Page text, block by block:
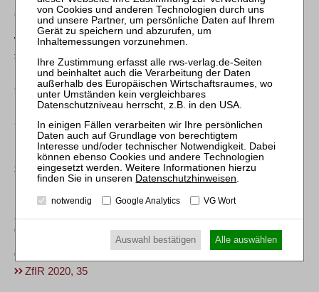
6. (Gesamtschuldnerische) Haftung der Träger der
Straßenbaulast gegenüber einem Grundstückseigentümer
wegen Überschwemmungen nach Straßensanierungsarbeiten
ZfIR 2020, 34
Steuerrecht
BFH, Urt. v. 28.05.2019 – II R 4/16 +
7. Berechnung des erbschaftsteuermindernden
Nießbrauchsrechts unter Abzug vom Schenker/Nießbraucher
im Innenverhältnis übernommener Schuldzinsen
ZfIR 2020, 35
BFH, Urt. v. 22.05.2019 – III R 21/16
8. Erweiterte Kürzung der Gewerbesteuer auch bei Beteiligung
grundstücksverwaltender, gewerblich geprägter
Kapitalgesellschaft an grundstücksverwaltender, nicht
gewerblich geprägter Personengesellschaft
ZfIR 2020, 35
Datenschutzhinweisen.
notwendig Google Analytics VG Wort
Auswahl bestätigen Alle auswählen